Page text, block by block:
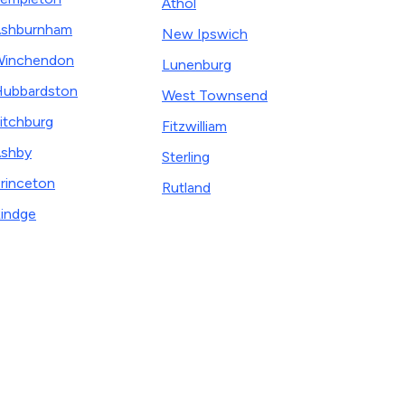
New Ipswich
Lunenburg
West Townsend
Fitzwilliam
Sterling
Rutland